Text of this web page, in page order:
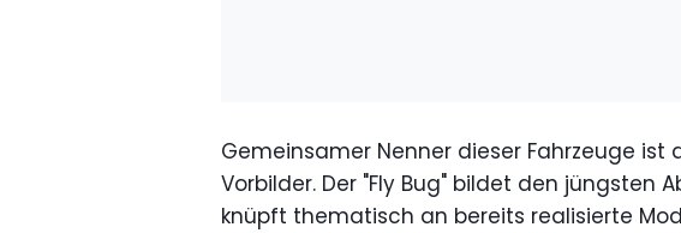
Gemeinsamer Nenner dieser Fahrzeuge
Vorbilder. Der "Fly Bug" bildet den jüngsten
knüpft thematisch an bereits realisierte